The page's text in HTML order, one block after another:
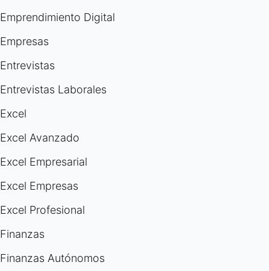
Emprendimiento Digital
Empresas
Entrevistas
Entrevistas Laborales
Excel
Excel Avanzado
Excel Empresarial
Excel Empresas
Excel Profesional
Finanzas
Finanzas Autónomos